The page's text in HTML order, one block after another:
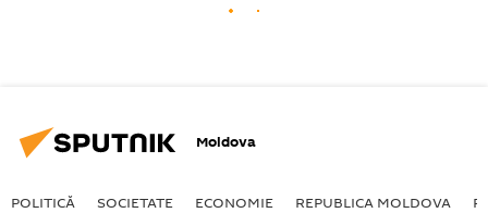
Moldova
POLITICĂ SOCIETATE ECONOMIE REPUBLICA MOLDOVA